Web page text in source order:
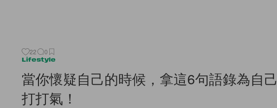
22 0
Lifestyle
當你懷疑自己的時候，拿這6句語錄為自己
打打氣！